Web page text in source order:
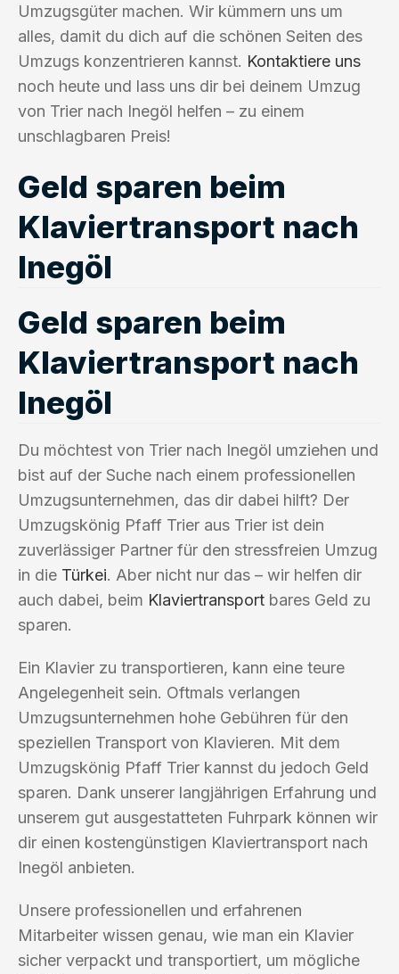
Umzugsgüter machen. Wir kümmern uns um
alles, damit du dich auf die schönen Seiten des
Umzugs konzentrieren kannst. Kontaktiere uns
noch heute und lass uns dir bei deinem Umzug
von Trier nach Inegöl helfen – zu einem
unschlagbaren Preis!
Geld sparen beim
Klaviertransport nach
Inegöl
Geld sparen beim
Klaviertransport nach
Inegöl
Du möchtest von Trier nach Inegöl umziehen und
bist auf der Suche nach einem professionellen
Umzugsunternehmen, das dir dabei hilft? Der
Umzugskönig Pfaff Trier aus Trier ist dein
zuverlässiger Partner für den stressfreien Umzug
in die Türkei. Aber nicht nur das – wir helfen dir
auch dabei, beim Klaviertransport bares Geld zu
sparen.
Ein Klavier zu transportieren, kann eine teure
Angelegenheit sein. Oftmals verlangen
Umzugsunternehmen hohe Gebühren für den
speziellen Transport von Klavieren. Mit dem
Umzugskönig Pfaff Trier kannst du jedoch Geld
sparen. Dank unserer langjährigen Erfahrung und
unserem gut ausgestatteten Fuhrpark können wir
dir einen kostengünstigen Klaviertransport nach
Inegöl anbieten.
Unsere professionellen und erfahrenen
Mitarbeiter wissen genau, wie man ein Klavier
sicher verpackt und transportiert, um mögliche